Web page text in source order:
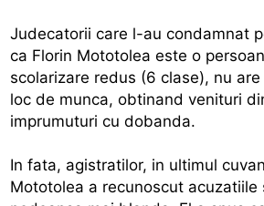
Judecatorii care l-au condamnat
ca Florin Mototolea este o
scolarizare redus (6 clase), nu
loc de munca, obtinand venituri
imprumuturi cu dobanda.
In fata, agistratilor, in ultimul
Mototolea a recunoscut acuzatiile